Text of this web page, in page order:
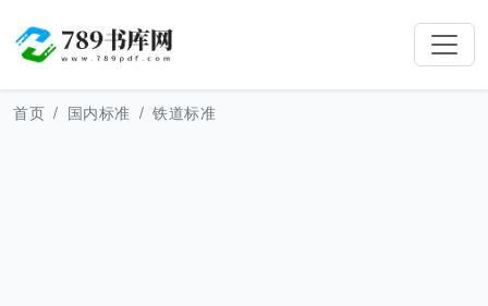
首页 国内标准 铁道标准